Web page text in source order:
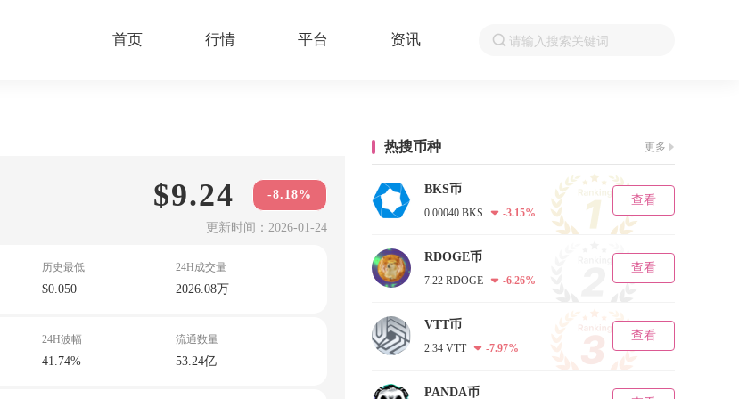
首页 行情 平台 资讯
$9.24 -8.18%
更新时间：2026-01-24
历史最低
$0.050
24H成交量
2026.08万
24H波幅
41.74%
流通数量
53.24亿
热搜币种 更多
BKS币
0.00040 BKS -3.15%
查看
RDOGE币
7.22 RDOGE -6.26%
查看
VTT币
2.34 VTT -7.97%
查看
PANDA币